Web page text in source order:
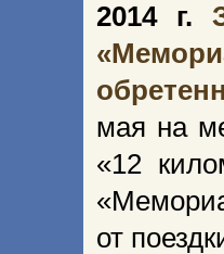
2014 г.
мая на
«12
от